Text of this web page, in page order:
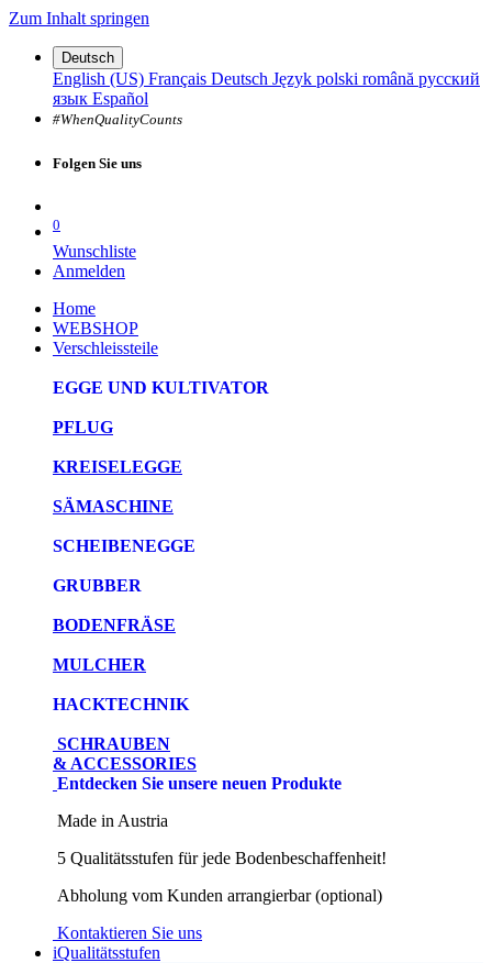
Zum Inhalt springen
Deutsch
English (US) Français Deutsch Język polski română русский
язык Español
#WhenQualityCounts
Folgen Sie uns
0
Wunschliste
Anmelden
Home
WEBSHOP
Verschleissteile
EGGE UND KULTIVATOR
PFLUG
KREISELEGGE
SÄMASCHINE
SCHEIBENEGGE
GRUBBER
BODENFRÄSE
MULCHER
HACKTECHNIK
SCHRAUBEN
& ACCESSORIES
Entdecken Sie unsere neuen Produkte
Made in Austria
5 Qualitätsstufen für jede Bodenbeschaffenheit!
Abholung vom Kunden arrangierbar (optional)
Kontaktieren Sie uns
iQualitätsstufen